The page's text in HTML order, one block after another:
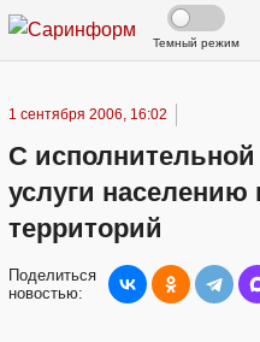
Темный режим
1 сентября 2006, 16:02
С исполнительной
услуги
территорий
Поделиться
новостью: